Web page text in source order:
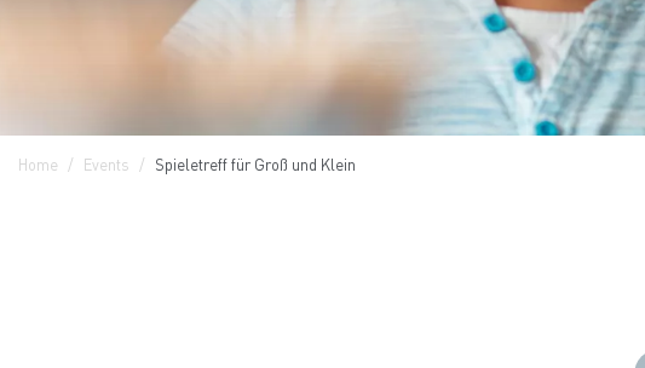
Home Events Spieletreff für Groß und Klein